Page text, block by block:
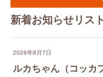
新着お知らせリスト
2026年8月7日
ルカちゃん（コッカ